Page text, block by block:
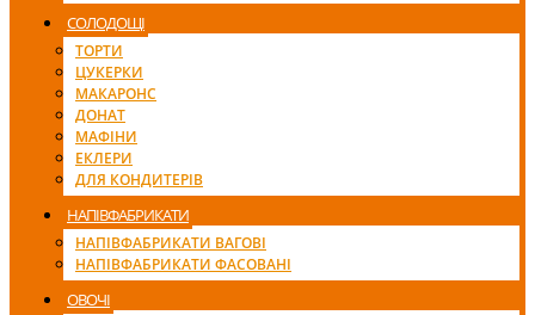
СОЛОДОЩІ
ТОРТИ
ЦУКЕРКИ
МАКАРОНС
ДОНАТ
МАФІНИ
ЕКЛЕРИ
ДЛЯ КОНДИТЕРІВ
НАПІВФАБРИКАТИ
НАПІВФАБРИКАТИ ВАГОВІ
НАПІВФАБРИКАТИ ФАСОВАНІ
ОВОЧІ